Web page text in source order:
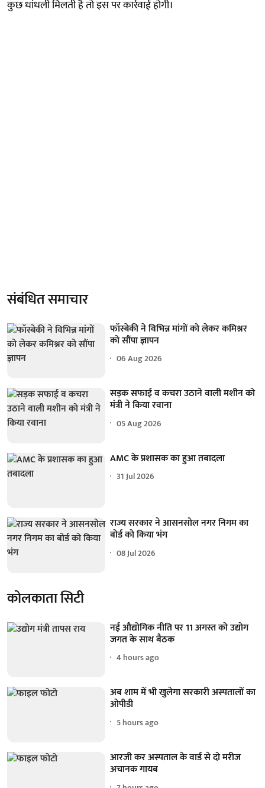
कुछ धांधली मिलती है तो इस पर कार्रवाई होगी।
संबंधित समाचार
फॉस्बेकी ने विभिन्न मांगों को लेकर कमिश्नर
को सौंपा ज्ञापन
06 Aug 2026
सड़क सफाई व कचरा उठाने वाली मशीन को
मंत्री ने किया रवाना
05 Aug 2026
AMC के प्रशासक का हुआ तबादला
31 Jul 2026
राज्य सरकार ने आसनसोल नगर निगम का
बोर्ड को किया भंग
08 Jul 2026
कोलकाता सिटी
नई औद्योगिक नीति पर 11 अगस्त को उद्योग
जगत के साथ बैठक
4 hours ago
अब शाम में भी खुलेगा सरकारी अस्पतालों का
ओपीडी
5 hours ago
आरजी कर अस्पताल के वार्ड से दो मरीज
अचानक गायब